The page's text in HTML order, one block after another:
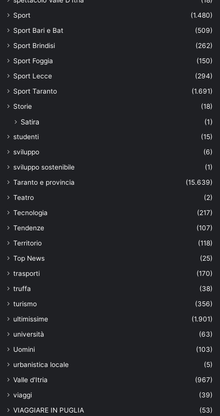
Sport
(1.480)
Sport Bari e Bat
(509)
Sport Brindisi
(262)
Sport Foggia
(150)
Sport Lecce
(294)
Sport Taranto
(1.691)
Storie
(18)
Satira (1)
studenti
(15)
sviluppo
(6)
sviluppo sostenibile
(1)
Taranto e provincia
(15.639)
Teatro
(2)
Tecnologia
(217)
Tendenze
(107)
Territorio
(118)
Top News
(25)
trasporti
(170)
truffa
(38)
turismo
(356)
ultimissime
(1.901)
università
(63)
Uomini
(103)
urbanistica locale
(5)
Valle d'Itria
(967)
viaggi
(39)
VIAGGIARE IN PUGLIA
(53)